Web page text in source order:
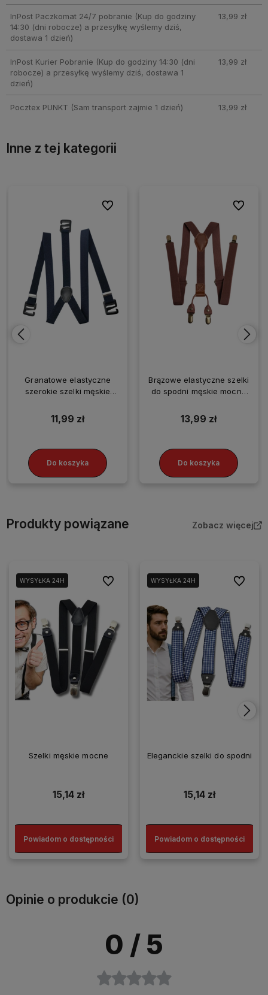
InPost Paczkomat 24/7 pobranie (Kup do godziny
14:30 (dni robocze) a przesyłkę wyślemy dziś,
dostawa 1 dzień)
13,99 zł
InPost Kurier Pobranie (Kup do godziny 14:30 (dni
robocze) a przesyłkę wyślemy dziś, dostawa 1
dzień)
13,99 zł
Pocztex PUNKT (Sam transport zajmie 1 dzień) 13,99 zł
Inne z tej kategorii
Granatowe elastyczne
szerokie szelki męskie
outdoorowe
11,99 zł
Do koszyka
Do ulubionych
Do ulubionych
Brązowe elastyczne szelki
do spodni męskie mocne
13,99 zł
Do koszyka
Do
Do
Produkty powiązane Zobacz więcej
WYSYŁKA 24H
Szelki męskie mocne
15,14 zł
Powiadom o dostępności
Do ulubionychWYSYŁKA 24H
Eleganckie szelki do spodni
15,14 zł
Powiadom o dostępności
Do
Opinie o produkcie (0)
0 / 5